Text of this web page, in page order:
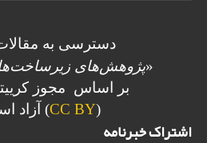
دسترسی به
«پژوهش‌های
بر اساس مجوز
(
CC BY) آزاد
اشتراک خبرنامه